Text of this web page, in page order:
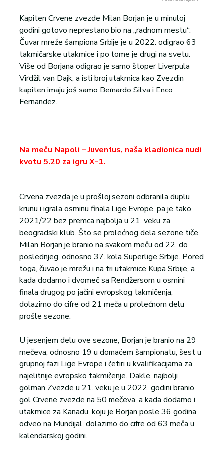
Kapiten Crvene zvezde Milan Borjan je u minuloj
godini gotovo neprestano bio na „radnom mestu“.
Čuvar mreže šampiona Srbije je u 2022. odigrao 63
takmičarske utakmice i po tome je drugi na svetu.
Više od Borjana odigrao je samo štoper Liverpula
Virdžil van Dajk, a isti broj utakmica kao Zvezdin
kapiten imaju još samo Bernardo Silva i Enco
Fernandez.
Na meču Napoli – Juventus, naša kladionica nudi
kvotu 5.20 za igru X-1.
Crvena zvezda je u prošloj sezoni odbranila duplu
krunu i igrala osminu finala Lige Evrope, pa je tako
2021/22 bez premca najbolja u 21. veku za
beogradski klub. Što se prolećnog dela sezone tiče,
Milan Borjan je branio na svakom meču od 22. do
poslednjeg, odnosno 37. kola Superlige Srbije. Pored
toga, čuvao je mrežu i na tri utakmice Kupa Srbije, a
kada dodamo i dvomeč sa Rendžersom u osmini
finala drugog po jačini evropskog takmičenja,
dolazimo do cifre od 21 meča u prolećnom delu
prošle sezone.
U jesenjem delu ove sezone, Borjan je branio na 29
mečeva, odnosno 19 u domaćem šampionatu, šest u
grupnoj fazi Lige Evrope i četiri u kvalifikacijama za
najelitnije evropsko takmičenje. Dakle, najbolji
golman Zvezde u 21. veku je u 2022. godini branio
gol Crvene zvezde na 50 mečeva, a kada dodamo i
utakmice za Kanadu, koju je Borjan posle 36 godina
odveo na Mundijal, dolazimo do cifre od 63 meča u
kalendarskoj godini.